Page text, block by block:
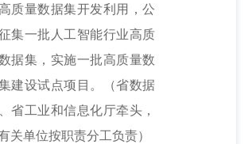
质量数据集开发利用，公
集一批人工智能行业高质
据集，实施一批高质量数
建设试点项目。（省数据
省工业和信息化厅牵头，
关单位按职责分工负责）